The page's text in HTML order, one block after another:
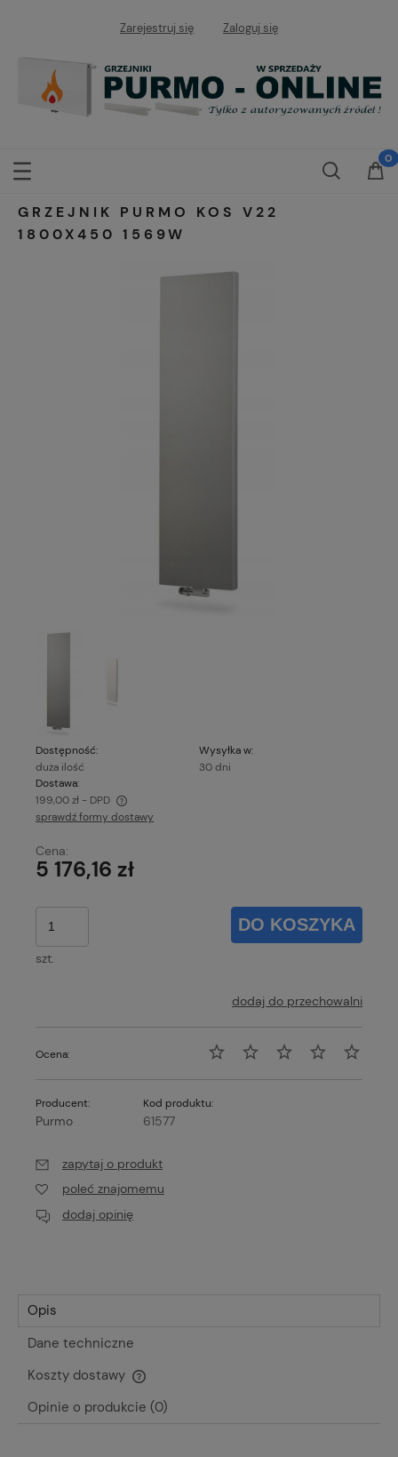
Zarejestruj się Zaloguj się
GRZEJNIK PURMO KOS V22
1800X450 1569W
Dostępność:
duża ilość
Wysyłka w:
30 dni
Dostawa:
199,00 zł - DPD
Cena nie zawiera ewentualnych kosztów płatności
sprawdź formy dostawy
Cena:
5 176,16 zł
szt.
DO KOSZYKA
dodaj do przechowalni
Ocena:
Producent:
Purmo
Kod produktu:
61577
zapytaj o produkt
poleć znajomemu
dodaj opinię
Opis
Dane techniczne
Koszty dostawy
Cena nie zawiera ewentualnych kosztów płatności
Opinie o produkcie (0)